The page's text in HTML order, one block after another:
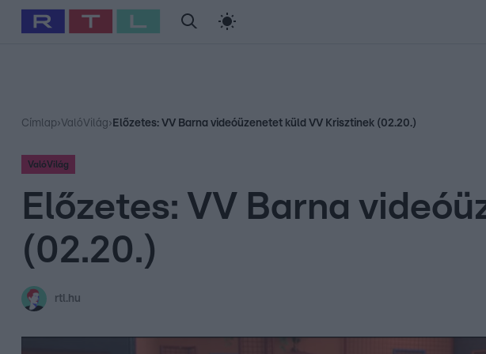
Babits Marcella Szellő István Most Wanted
Címlap›ValóVilág› Előzetes: VV Barna videóüzenetet küld VV Krisztinek (02.20.)
ValóVilág
Előzetes: VV Barna
(02.20.)
rtl.hu